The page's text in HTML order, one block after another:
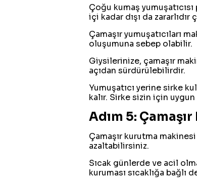
Çoğu kumaş
içi kadar dışı da
Çamaşır yumuşatıcıları
oluşumuna sebep olabilir.
Giysilerinize, çamaşır
açıdan sürdürülebilirdir.
Yumuşatıcı yerine sirke
kalır. Sirke sizin için
Adım 5:
Çamaşır kurutma
azaltabilirsiniz.
Sıcak günlerde ve acil
kuruması sıcaklığa bağlı